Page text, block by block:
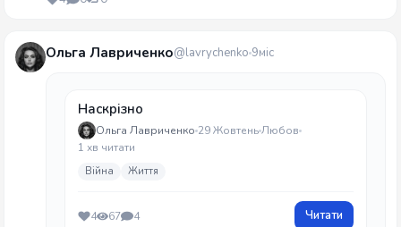
Ольга Лавриченко@lavrychenko 9міс
Наскрізно
Ольга Лавриченко 29 ЖовтеньЛюбов
1 хв читати
Війна Життя
4 67 4 Читати